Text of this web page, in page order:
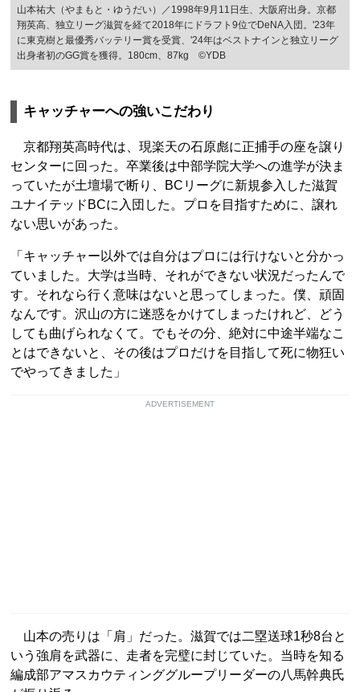
山本祐大（やまもと・ゆうだい）／1998年9月11日生、大阪府出身。京都
翔英高、独立リーグ滋賀を経て2018年にドラフト9位でDeNA入団。'23年
に東克樹と最優秀バッテリー賞を受賞、'24年はベストナインと独立リーグ
出身者初のGG賞を獲得。180cm、87kg ©YDB
キャッチャーへの強いこだわり
京都翔英高時代は、現楽天の石原彪に正捕手の座を譲り
センターに回った。卒業後は中部学院大学への進学が決ま
っていたが土壇場で断り、BCリーグに新規参入した滋賀
ユナイテッドBCに入団した。プロを目指すために、譲れ
ない思いがあった。
「キャッチャー以外では自分はプロには行けないと分かっ
ていました。大学は当時、それができない状況だったんで
す。それなら行く意味はないと思ってしまった。僕、頑固
なんです。沢山の方に迷惑をかけてしまったけれど、どう
しても曲げられなくて。でもその分、絶対に中途半端なこ
とはできないと、その後はプロだけを目指して死に物狂い
でやってきました」
ADVERTISEMENT
山本の売りは「肩」だった。滋賀では二塁送球1秒8台と
いう強肩を武器に、走者を完璧に封じていた。当時を知る
編成部アマスカウティンググループリーダーの八馬幹典氏